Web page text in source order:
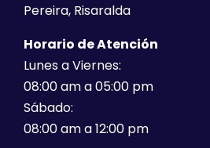
Pereira, Risaralda
Horario de Atención
Lunes a Viernes:
08:00 am a 05:00 pm
Sábado:
08:00 am a 12:00 pm